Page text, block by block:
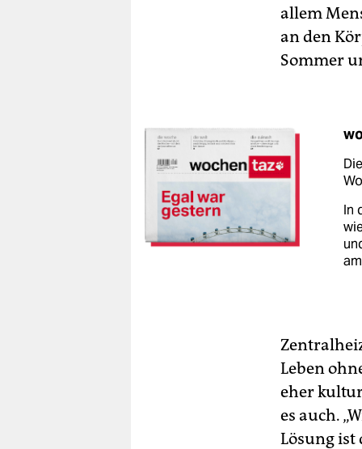
allem
an den
Sommer
In
Leben
eher
es auch.
Lösung ist